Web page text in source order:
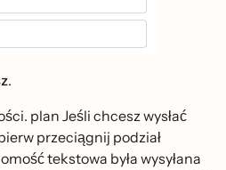
.
plan Jeśli chcesz wysłać
przeciągnij podział
tekstowa była wysyłana